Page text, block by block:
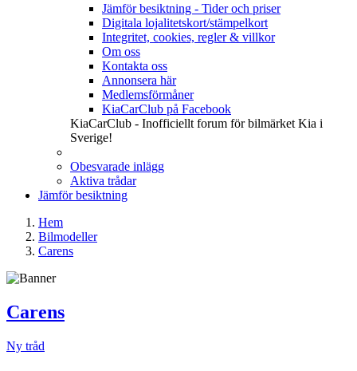
Jämför besiktning - Tider och priser
Digitala lojalitetskort/stämpelkort
Integritet, cookies, regler & villkor
Om oss
Kontakta oss
Annonsera här
Medlemsförmåner
KiaCarClub på Facebook
KiaCarClub - Inofficiellt forum för bilmärket Kia i
Sverige!
Obesvarade inlägg
Aktiva trådar
Jämför besiktning
Hem
Bilmodeller
Carens
Carens
Ny tråd